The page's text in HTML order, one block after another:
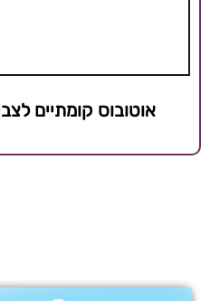
אוטובוס קומתיים